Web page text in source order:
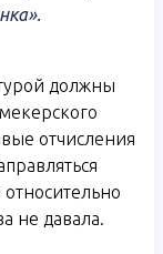
должны
отчисления
не давала.